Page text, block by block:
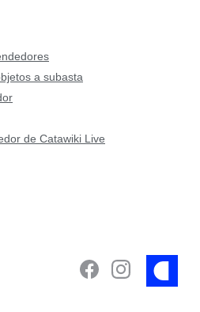
a subasta
de Catawiki Live